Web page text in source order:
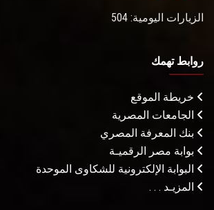
الزيارات اليومية: 504
روابط تهمك
خريطة الموقع
الجامعات المصرية
بنك المعرفة المصري
بوابة مصر الرقميـة
البوابة الإلكترونية للشكاوى الموحدة
المزيـد . . .